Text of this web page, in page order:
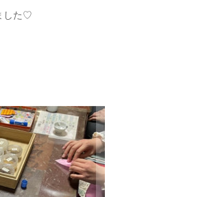
した♡